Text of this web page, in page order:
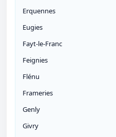
Erquennes
Eugies
Fayt-le-Franc
Feignies
Flénu
Frameries
Genly
Givry